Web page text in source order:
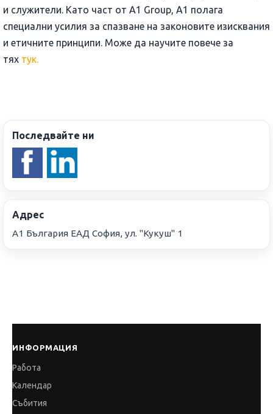
и служители. Като част от A1 Group, A1 полага
специални усилия за спазване на законовите изисквания
и етичните принципи. Може да научите повече за
тях тук.
Последвайте ни
Адрес
А1 България ЕАД София, ул. "Кукуш" 1
ИНФОРМАЦИЯ
Работа
Календар
Събития